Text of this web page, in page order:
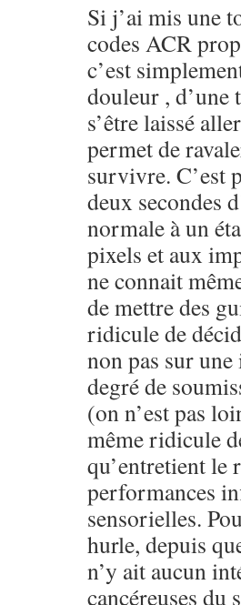
Si j’ai mis une
codes ACR
c’est
douleur , d’une
s’être laissé
permet de
survivre. C’est
deux secondes
normale à un
pixels et aux
ne connait
de mettre des
ridicule de
non pas sur
degré de
(on n’est pas
même ridicule
qu’entretient le
performances
sensorielles.
hurle, depuis
n’y ait aucun
cancéreuses